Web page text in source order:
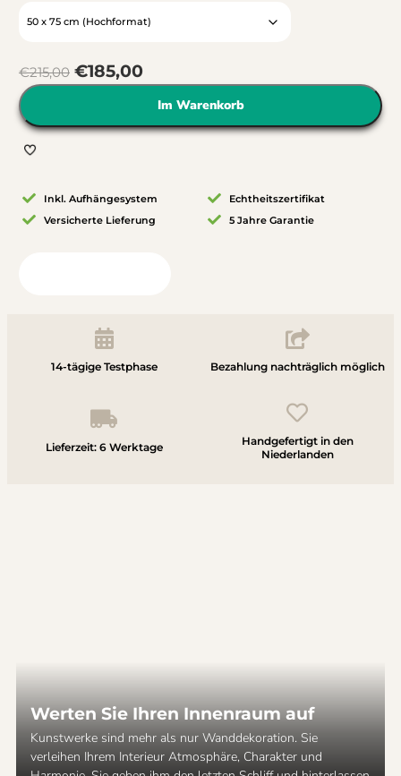
€215,00 €185,00
Im Warenkorb
Inkl. Aufhängesystem
Versicherte Lieferung
Echtheitszertifikat
5 Jahre Garantie
14-tägige Testphase Bezahlung nachträglich möglich
Lieferzeit: 6 Werktage
Handgefertigt in den
Niederlanden
Werten Sie Ihren Innenraum auf
Kunstwerke sind mehr als nur Wanddekoration. Sie
verleihen Ihrem Interieur Atmosphäre, Charakter und